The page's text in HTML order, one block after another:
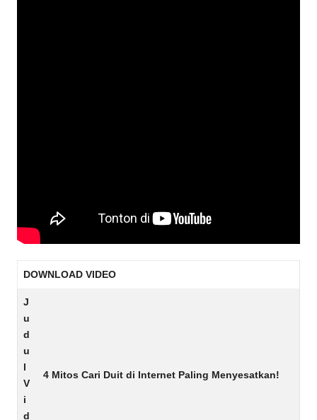
DOWNLOAD VIDEO
J
u
d
u
V
i
d
4 Mitos Cari Duit di Internet Paling Menyesatkan!